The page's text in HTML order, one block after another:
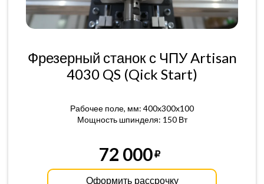
Фрезерный станок с ЧПУ Artisan
4030 QS (Qick Start)
Рабочее поле, мм: 400x300x100
Мощность шпинделя: 150 Вт
72 000
Оформить рассрочку